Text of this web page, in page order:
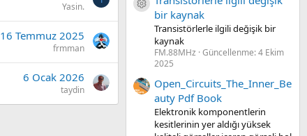
Yasin.
16 Temmuz 2025
frmman
6 Ocak 2026
taydin
Kaynak ikon/amblem
bir kaynak
Transistörlerle ilgili değişik bir
kaynak
FM.88MHz Güncellenme:4 Ekim
2025
Open_Circuits_The_Inner_Be
auty Pdf Book
Elektronik komponentlerin
kesitlerinin yer aldığı yüksek